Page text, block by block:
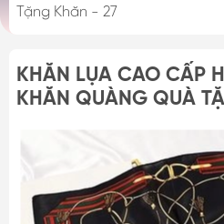
Tặng Khăn - 27
KHĂN LỤA CAO CẤP
KHĂN QUÀNG QUÀ